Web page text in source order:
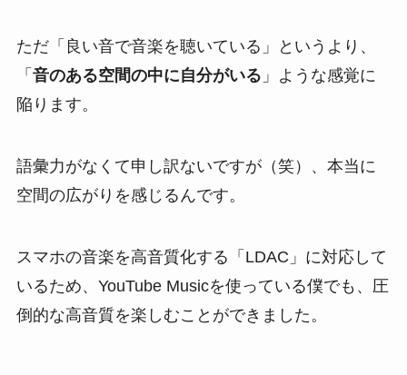
ただ「良い音で音楽を聴いている」というより、
「 音のある空間の中に自分がいる 」ような感覚に
陥ります。
語彙力がなくて申し訳ないですが（笑）、本当に
空間の広がりを感じるんです。
スマホの音楽を高音質化する「LDAC」に対応して
いるため、YouTube Musicを使っている僕でも、圧
倒的な高音質を楽しむことができました。